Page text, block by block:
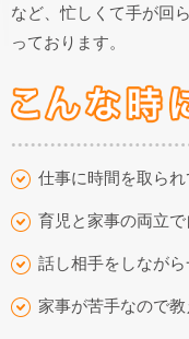
など、忙しくて手が回
っております。
仕事に時間を取ら
育児と家事の両立
話し相手をしなが
家事が苦手なので